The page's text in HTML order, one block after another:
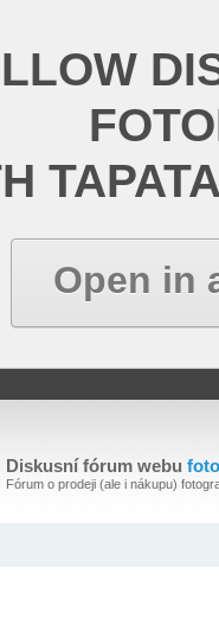
Open in
Diskusní fórum webu
Fórum o prodeji (ale i nákupu)